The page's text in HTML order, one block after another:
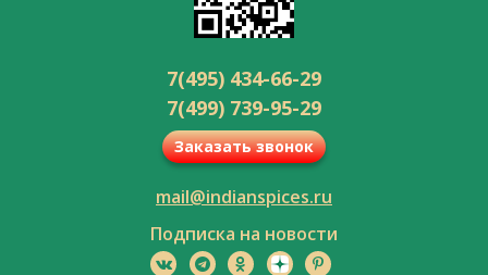
7(495) 434-66-29
7(499) 739-95-29
Заказать звонок
mail@indianspices.ru
Подписка на новости